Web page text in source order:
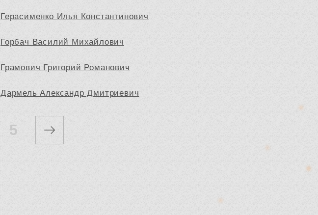
Герасименко Илья Константинович
Горбач Василий Михайлович
Грамович Григорий Романович
Дармель Александр Дмитриевич
5